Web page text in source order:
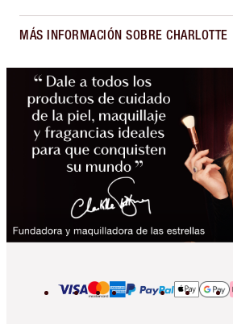
MÁS INFORMACIÓN SOBRE CHARLOTTE